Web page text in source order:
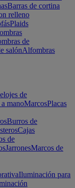
Barras de cortina
relleno
Plaids
de
salónAlfombras
de
manoMarcosPlacas
Burros de
Cajas
de
JarronesMarcos de
Iluminación para